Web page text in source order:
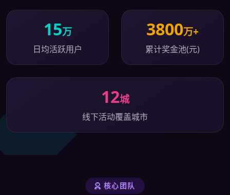
15万
日均活跃用户
3800万+
累计奖金池(元)
12城
线下活动覆盖城市
核心团队